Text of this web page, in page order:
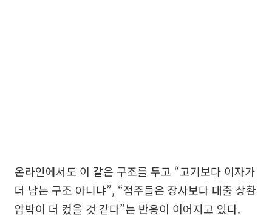
온라인에서도 이 같은 구조를 두고 “고기보다 이자가
더 남는 구조 아니냐”, “점주들은 장사보다 대출 상환
압박이 더 컸을 것 같다”는 반응이 이어지고 있다.